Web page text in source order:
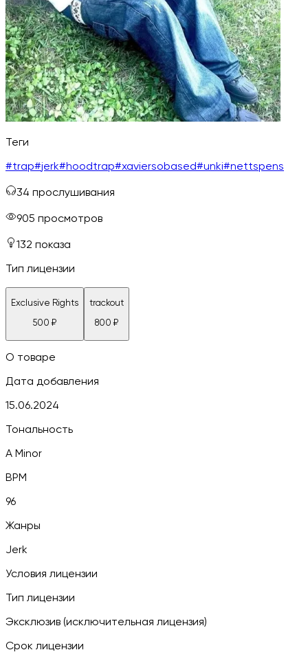
Теги
#trap#jerk#hoodtrap#xaviersobased#unki#nettspens
34 прослушивания
905 просмотров
132 показа
Тип лицензии
Exclusive Rights
500 ₽
trackout
800 ₽
О товаре
Дата добавления
15.06.2024
Тональность
A Minor
BPM
96
Жанры
Jerk
Условия лицензии
Тип лицензии
Эксклюзив (исключительная лицензия)
Срок лицензии